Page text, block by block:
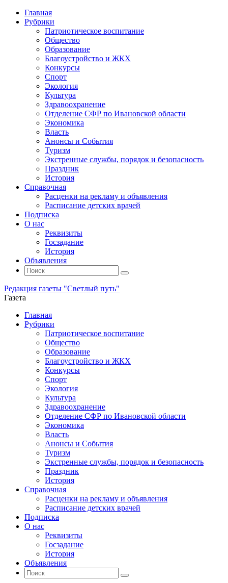
Главная
Рубрики
Патриотическое воспитание
Общество
Образование
Благоустройство и ЖКХ
Конкурсы
Спорт
Экология
Культура
Здравоохранение
Отделение СФР по Ивановской области
Экономика
Власть
Анонсы и События
Туризм
Экстренные службы, порядок и безопасность
Праздник
История
Справочная
Расценки на рекламу и объявления
Расписание детских врачей
Подписка
О нас
Реквизиты
Госзадание
История
Объявления
Поиск
Искать:
Поиск
Редакция газеты "Светлый путь"
Газета
Промотать
содержимому
Главная
Рубрики
Патриотическое воспитание
Общество
Образование
Благоустройство и ЖКХ
Конкурсы
Спорт
Экология
Культура
Здравоохранение
Отделение СФР по Ивановской области
Экономика
Власть
Анонсы и События
Туризм
Экстренные службы, порядок и безопасность
Праздник
История
Справочная
Расценки на рекламу и объявления
Расписание детских врачей
Подписка
О нас
Реквизиты
Госзадание
История
Объявления
Поиск
Искать:
Поиск